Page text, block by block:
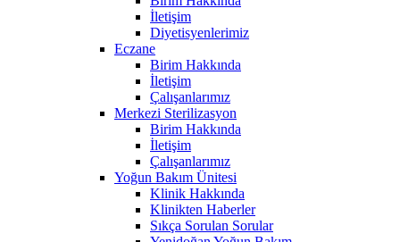
İletişim
Diyetisyenlerimiz
Eczane
Birim Hakkında
İletişim
Çalışanlarımız
Merkezi Sterilizasyon
Birim Hakkında
İletişim
Çalışanlarımız
Yoğun Bakım Ünitesi
Klinik Hakkında
Klinikten Haberler
Sıkça Sorulan Sorular